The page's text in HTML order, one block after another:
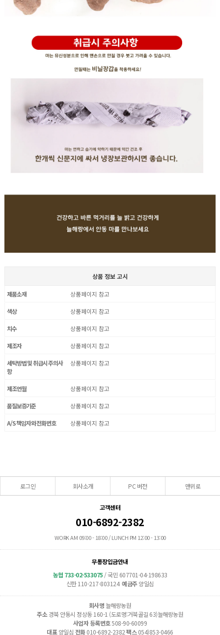
상품 정보 고시
제품소재 상품페이지 참고
색상 상품페이지 참고
치수 상품페이지 참고
제조자 상품페이지 참고
세탁방법 및 취급시 주의사
항
상품페이지 참고
제조연월 상품페이지 참고
품질보증기준 상품페이지 참고
A/S 책임자와 전화번호 상품페이지 참고
로그인 회사소개 PC 버전 맨위로
고객센터
010-6892-2382
WORK AM 09:00 - 18:00 / LUNCH PM 12:00 - 13:00
무통장입금안내
농협 733-02-533075 / 국민 607701-04-198633
신한 110-217-803124 예금주양일심
회사명 늘해랑농원
주소경북 안동시 정상동 160-1 (도로명:거북골길 63)늘해랑농원
사업자 등록번호508-90-60099
대표양일심 전화010-6892-2382팩스054)853-0466